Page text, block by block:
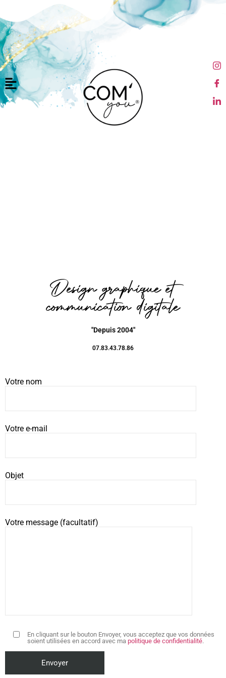
Design graphique et
communication digitale
"Depuis 2004"
07.83.43.78.86
Votre nom
Votre e-mail
Objet
Votre message (facultatif)
En cliquant sur le bouton Envoyer, vous acceptez que vos données
soient utilisées en accord avec ma politique de confidentialité.